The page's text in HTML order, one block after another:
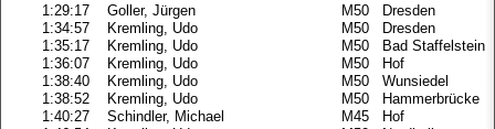
1:29:17
Goller, Jürgen M50
Dresden
1:34:57
Kremling, Udo M50
Dresden
1:35:17
Kremling, Udo M50
Bad Staffelstein
1:36:07
Kremling, Udo M50
Hof
1:38:40
Kremling, Udo M50
Wunsiedel
1:38:52
Kremling, Udo M50
Hammerbrücke
1:40:27
Schindler, Michael M45
Hof